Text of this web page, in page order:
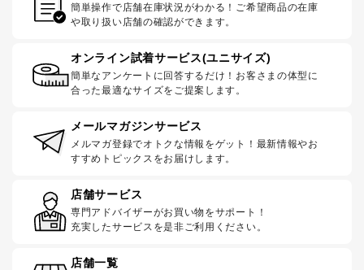
簡単操作で店舗在庫状況がわかる！ご希望商品の在庫
や取り扱い店舗の確認ができます。
オンライン試着サービス(ユニサイズ)
簡単なアンケートに回答するだけ！お客さまの体型に
合った最適なサイズをご提案します。
メールマガジンサービス
メルマガ登録でオトクな情報をゲット！最新情報やお
すすめトピックスをお届けします。
店舗サービス
専門アドバイザーがお買い物をサポート！
充実したサービスを是非ご利用ください。
店舗一覧